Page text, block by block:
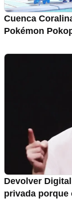
Cuenca
Pokémon
Devolver
privada porque